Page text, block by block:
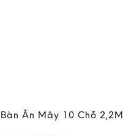
Bàn Ăn Mây 10 Chỗ 2,2M